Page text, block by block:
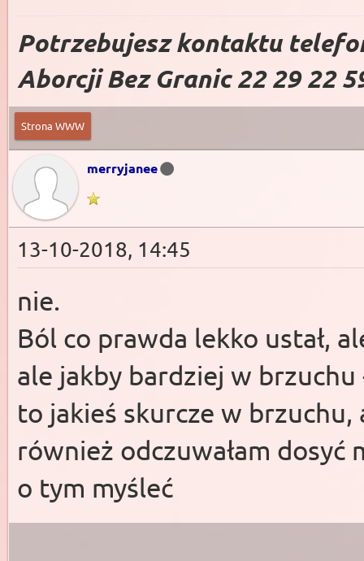
Potrzebujesz kontaktu
Aborcji Bez Granic 22 29 22
Strona WWW
merryjanee
13-10-2018, 14:45
nie.
Ból co prawda lekko ustał,
ale jakby bardziej w
to jakieś skurcze w
również odczuwałam dosyć
o tym myśleć